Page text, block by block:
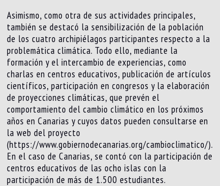
Asimismo, como otra de sus actividades principales,
también se destacó la sensibilización de la población
de los cuatro archipiélagos participantes respecto a la
problemática climática. Todo ello, mediante la
formación y el intercambio de experiencias, como
charlas en centros educativos, publicación de artículos
científicos, participación en congresos y la elaboración
de proyecciones climáticas, que prevén el
comportamiento del cambio climático en los próximos
años en Canarias y cuyos datos pueden consultarse en
la web del proyecto
(https://www.gobiernodecanarias.org/cambioclimatico/).
En el caso de Canarias, se contó con la participación de
centros educativos de las ocho islas con la
participación de más de 1.500 estudiantes.